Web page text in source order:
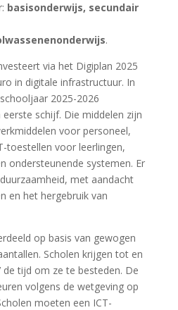
basisonderwijs, secundair
.
via het Digiplan 2025
in digitale infrastructuur. In
2025-2026
schijf. Die middelen zijn
voor personeel,
toestellen voor leerlingen,
ondersteunende systemen. Er
met aandacht
en het hergebruik van
op basis van gewogen
Scholen krijgen tot en
tijd om ze te besteden. De
volgens de wetgeving op
moeten een ICT-